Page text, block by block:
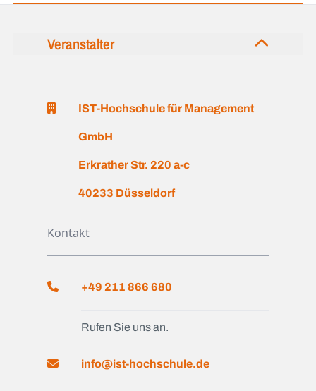
Veranstalter
IST-Hochschule für Management
GmbH
Erkrather Str. 220 a-c
40233 Düsseldorf
Kontakt
+49 211 866 680
Rufen Sie uns an.
info@ist-hochschule.de